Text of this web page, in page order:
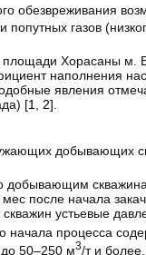
обезвреживания
газов
площади Хорасаны
наполнения
явления
[1 2].
добывающих
добывающим
после начала
устьевые
начала процесса
50–250 м3/т и